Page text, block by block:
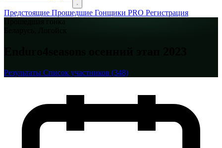
Предстоящие Прошедшие Гонщики PRO Регистрация
Прошедшая гонка
Результаты Список участников (348)